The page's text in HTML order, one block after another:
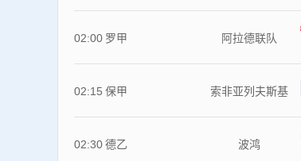
02:00 罗甲 阿拉德联队
02:15 保甲 索非亚列夫斯基
02:30德乙 波鸿